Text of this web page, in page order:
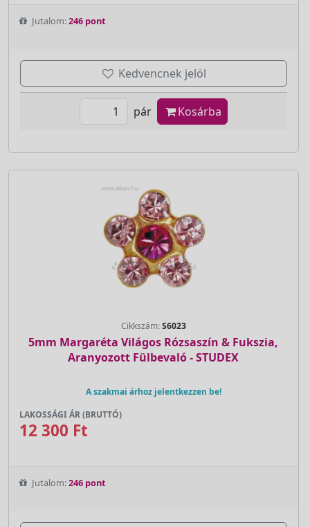
Jutalom:246 pont
Kedvencnek jelöl
pár Kosárba
Cikkszám:S6023
5mm Margaréta Világos Rózsaszín & Fukszia,
Aranyozott Fülbevaló - STUDEX
A szakmai árhoz jelentkezzen be!
LAKOSSÁGI ÁR (BRUTTÓ)
12 300 Ft
Jutalom:246 pont